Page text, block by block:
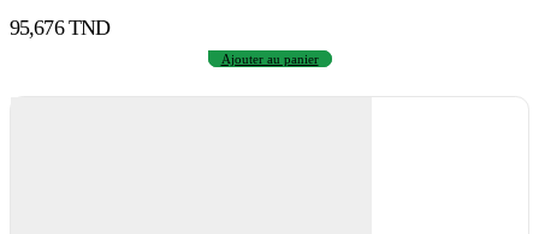
95,676TND
Ajouter au panier